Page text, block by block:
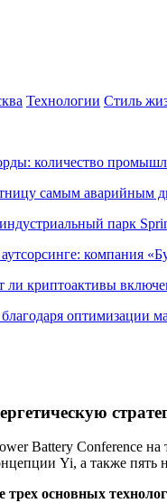
Технологии Стиль
количество
самым аварийным
парк
компания
криптоактивы
оптимизации
Battery Conference
Yi, а также
трех основных